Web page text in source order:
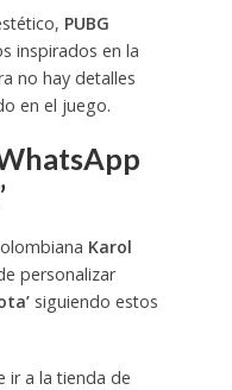
PUBG
inspirados en la
no hay detalles
en el juego.
Karol
personalizar
siguiendo estos
ir a la tienda de